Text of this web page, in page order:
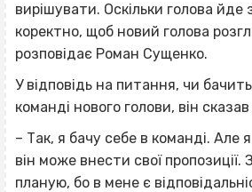
вирішувати. Оскільки голова йде
коректно, щоб новий голова
розповідає Роман Сущенко.
У відповідь на питання, чи
команді нового голови, він
– Так, я бачу себе в команді. Але
він може внести свої
планую, бо в мене є